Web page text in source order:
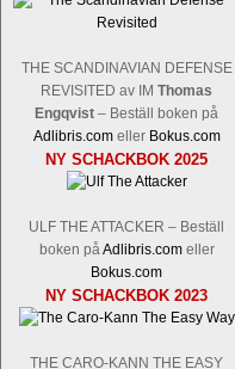
THE SCANDINAVIAN DEFENSE
REVISITED av IM Thomas
Engqvist – Beställ boken på
Adlibris.comeller Bokus.com
NY SCHACKBOK 2025
ULF THE ATTACKER – Beställ
boken påAdlibris.comeller
Bokus.com
NY SCHACKBOK 2023
THE CARO-KANN THE EASY